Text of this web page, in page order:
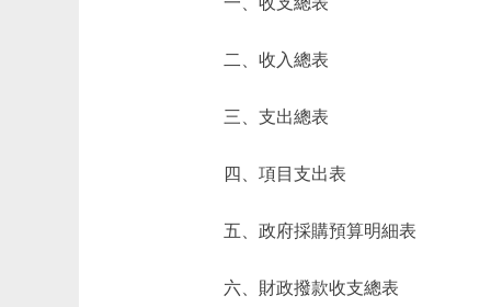
二、收入總表
三、支出總表
四、項目支出表
五、政府採購預算明細表
六、財政撥款收支總表